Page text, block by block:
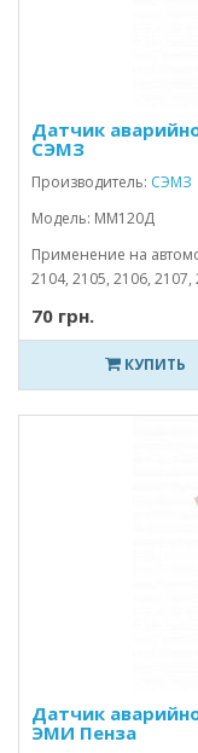
Датчик
СЭМЗ
Производитель: СЭМЗ
Модель: ММ120Д
Применение на
2104, 2105, 2106, 2107,
70 грн.
КУПИТЬ
Датчик
ЭМИ Пенза